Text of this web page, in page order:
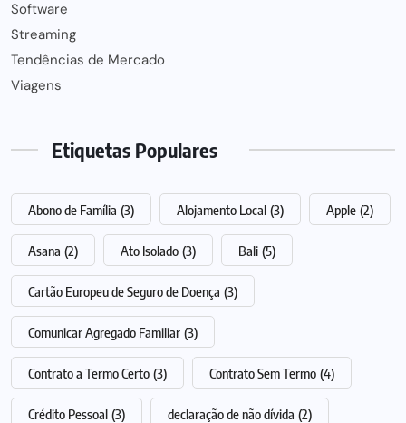
Software
Streaming
Tendências de Mercado
Viagens
Etiquetas Populares
Abono de Família (3) Alojamento Local (3) Apple (2)
Asana (2) Ato Isolado (3) Bali (5)
Cartão Europeu de Seguro de Doença (3)
Comunicar Agregado Familiar (3)
Contrato a Termo Certo (3) Contrato Sem Termo (4)
Crédito Pessoal (3) declaração de não dívida (2)